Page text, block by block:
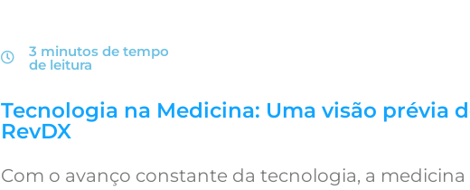
3 minutos de tempo
de leitura
Tecnologia na Medicina: Uma visão prévia
RevDX
Com o avanço constante da tecnologia, a medicina